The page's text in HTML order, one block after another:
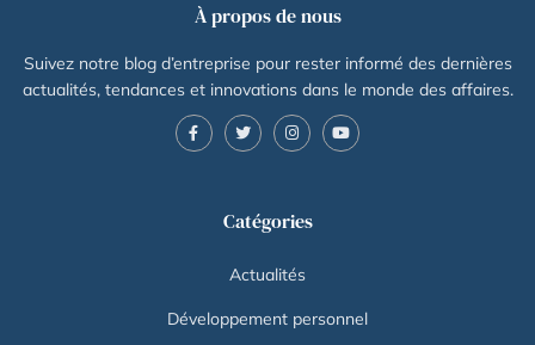
À propos de nous
Suivez notre blog d’entreprise pour rester informé des dernières
actualités, tendances et innovations dans le monde des affaires.
Catégories
Actualités
Développement personnel